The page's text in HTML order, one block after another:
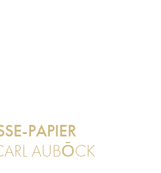
PAPIER
AUBŌCK